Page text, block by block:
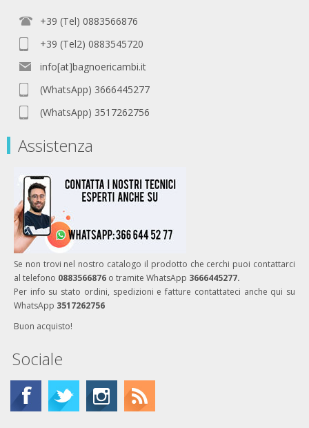
+39 (Tel) 0883566876
+39 (Tel2) 0883545720
info[at]bagnoericambi.it
(WhatsApp) 3666445277
(WhatsApp) 3517262756
Assistenza
Se non trovi nel nostro catalogo il prodotto che cerchi puoi contattarci
al telefono 0883566876 o tramite WhatsApp 3666445277.
Per info su stato ordini, spedizioni e fatture contattateci anche qui su
WhatsApp 3517262756
Buon acquisto!
Sociale